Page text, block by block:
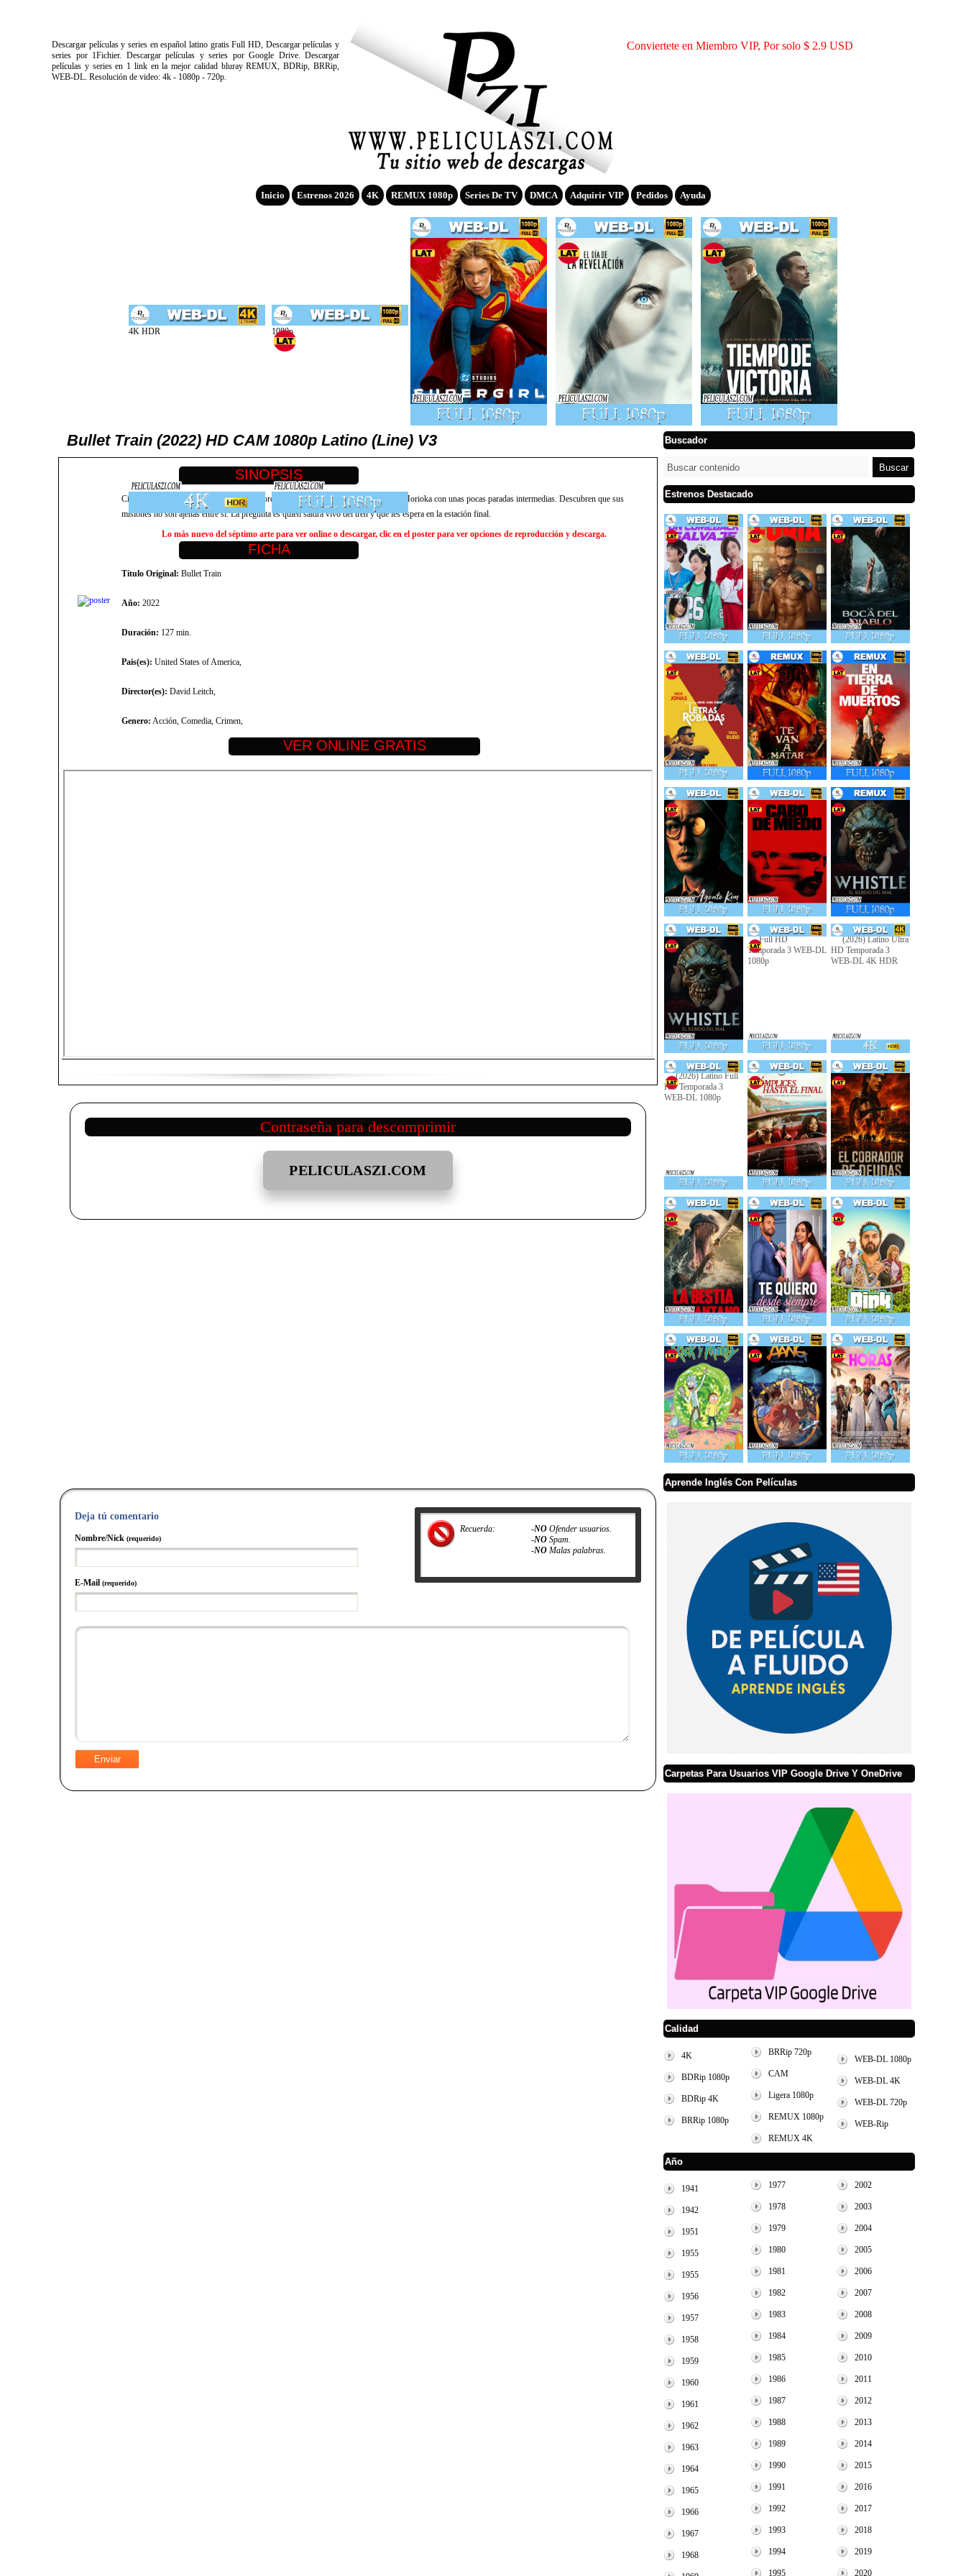
Descargar películas y series en español latino gratis Full HD, Descargar películas y
series por 1Fichier. Descargar películas y series por Google Drive. Descargar
películas y series en 1 link en la mejor calidad bluray REMUX, BDRip, BRRip,
WEB-DL. Resolución de video: 4k - 1080p - 720p.
Conviertete en Miembro VIP, Por solo $ 2.9 USD
Inicio Estrenos 2026 4K REMUX 1080p Series De TV DMCA Adquirir VIP Pedidos Ayuda
Bullet Train (2022) HD CAM 1080p Latino (Line) V3
Cinco asesinos a sueldo se encuentran a bordo de un tren bala que viaja de Tokio a Morioka con unas pocas paradas intermedias. Descubren que sus
misiones no son ajenas entre sí. La pregunta es quién saldrá vivo del tren y qué les espera en la estación final.
Lo más nuevo del séptimo arte para ver online o descargar, clic en el poster para ver opciones de reproducción y descarga.
Título Original: Bullet Train
Año: 2022
Duración: 127 min.
Pais(es): United States of America,
Director(es): David Leitch,
Genero: Acción, Comedia, Crimen,
Contraseña para descomprimir
PELICULASZI.COM
Recuerda: -NOOfender usuarios.
-NOSpam.
-NOMalas palabras.
Deja tú comentario
Nombre/Nick (requerido)
E-Mail (requerido)
Buscador
Estrenos Destacado
Aprende Inglés Con Películas
Carpetas Para Usuarios VIP Google Drive Y OneDrive
Calidad
4K
BDRip 1080p
BDRip 4K
BRRip 1080p
BRRip 720p
CAM
Ligera 1080p
REMUX 1080p
REMUX 4K
WEB-DL 1080p
WEB-DL 4K
WEB-DL 720p
WEB-Rip
Año
1941
1942
1951
1955
1955
1956
1957
1958
1959
1960
1961
1962
1963
1964
1965
1966
1967
1968
1977
1978
1979
1980
1981
1982
1983
1984
1985
1986
1987
1988
1989
1990
1991
1992
1993
1994
1995
2002
2003
2004
2005
2006
2007
2008
2009
2010
2011
2012
2013
2014
2015
2016
2017
2018
2019
2020